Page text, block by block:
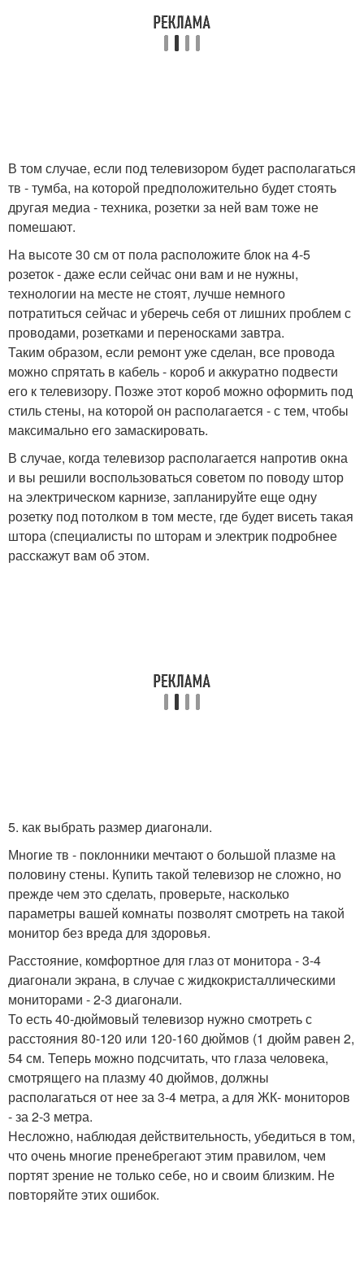
В том случае, если под телевизором будет располагаться
тв - тумба, на которой предположительно будет стоять
другая медиа - техника, розетки за ней вам тоже не
помешают.
На высоте 30 см от пола расположите блок на 4-5
розеток - даже если сейчас они вам и не нужны,
технологии на месте не стоят, лучше немного
потратиться сейчас и уберечь себя от лишних проблем с
проводами, розетками и переносками завтра.
Таким образом, если ремонт уже сделан, все провода
можно спрятать в кабель - короб и аккуратно подвести
его к телевизору. Позже этот короб можно оформить под
стиль стены, на которой он располагается - с тем, чтобы
максимально его замаскировать.
В случае, когда телевизор располагается напротив окна
и вы решили воспользоваться советом по поводу штор
на электрическом карнизе, запланируйте еще одну
розетку под потолком в том месте, где будет висеть такая
штора (специалисты по шторам и электрик подробнее
расскажут вам об этом.
5. как выбрать размер диагонали.
Многие тв - поклонники мечтают о большой плазме на
половину стены. Купить такой телевизор не сложно, но
прежде чем это сделать, проверьте, насколько
параметры вашей комнаты позволят смотреть на такой
монитор без вреда для здоровья.
Расстояние, комфортное для глаз от монитора - 3-4
диагонали экрана, в случае с жидкокристаллическими
мониторами - 2-3 диагонали.
То есть 40-дюймовый телевизор нужно смотреть с
расстояния 80-120 или 120-160 дюймов (1 дюйм равен 2,
54 см. Теперь можно подсчитать, что глаза человека,
смотрящего на плазму 40 дюймов, должны
располагаться от нее за 3-4 метра, а для ЖК- мониторов
- за 2-3 метра.
Несложно, наблюдая действительность, убедиться в том,
что очень многие пренебрегают этим правилом, чем
портят зрение не только себе, но и своим близким. Не
повторяйте этих ошибок.